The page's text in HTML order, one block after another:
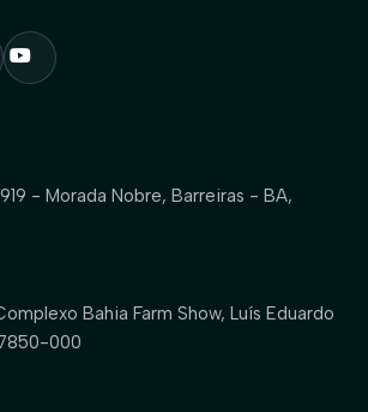
- Morada Nobre, Barreiras - BA,
Bahia Farm Show, Luís Eduardo
000